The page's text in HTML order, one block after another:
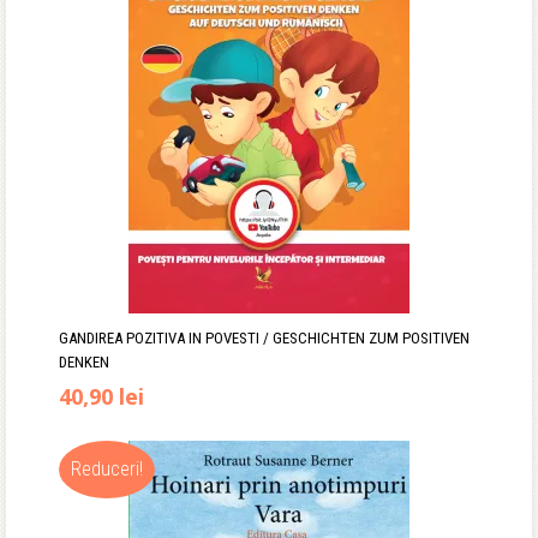
GANDIREA POZITIVA IN POVESTI / GESCHICHTEN ZUM POSITIVEN
DENKEN
40,90 lei
Reduceri!